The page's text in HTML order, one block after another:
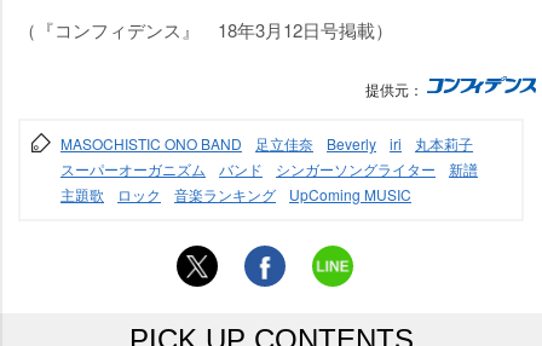
（『コンフィデンス』 18年3月12日号掲載）
提供元：
MASOCHISTIC ONO BAND 足立佳奈 Beverly iri
丸本莉子
スーパーオーガニズム
バンド シンガーソングライター
新譜
主題歌
ロック 音楽ランキング UpComing MUSIC
PICK UP CONTENTS